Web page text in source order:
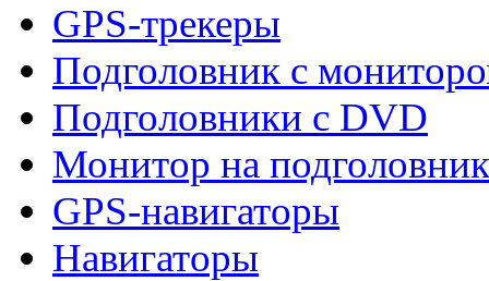
GPS-трекеры
Подголовник с
Подголовники с DVD
Монитор на подголовник
GPS-навигаторы
Навигаторы